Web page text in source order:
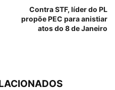
Contra STF, líder do PL
propõe PEC para anistiar
atos do 8 de Janeiro